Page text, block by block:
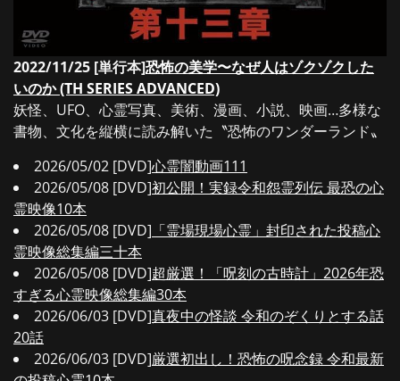
2022/11/25 [単行本]恐怖の美学〜なぜ人はゾクゾクした
いのか (TH SERIES ADVANCED)
妖怪、UFO、心霊写真、美術、漫画、小説、映画…多様な
書物、文化を縦横に読み解いた〝恐怖のワンダーランド〟
2026/05/02 [DVD]心霊闇動画111
2026/05/08 [DVD]初公開！実録令和怨霊列伝 最恐の心
霊映像10本
2026/05/08 [DVD] 「霊場現場心霊」封印された投稿心
霊映像総集編三十本
2026/05/08 [DVD]超厳選！「呪刻の古時計」2026年恐
すぎる心霊映像総集編30本
2026/06/03 [DVD]真夜中の怪談 令和のぞくりとする話
20話
2026/06/03 [DVD]厳選初出し！恐怖の呪念録 令和最新